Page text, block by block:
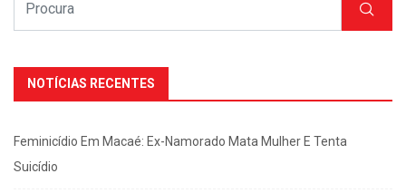
NOTÍCIAS RECENTES
Feminicídio Em Macaé: Ex-Namorado Mata Mulher E Tenta
Suicídio